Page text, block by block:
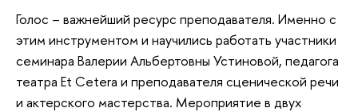
Голос – важнейший ресурс преподавателя. Именно с
этим инструментом и научились работать участники
семинара Валерии Альбертовны Устиновой, педагога
театра Et Cetera и преподавателя сценической речи
и актерского мастерства. Мероприятие в двух